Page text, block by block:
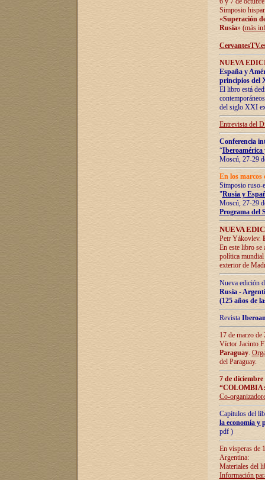
Simposio
«Superación
Rusia» (más
NUEVA
España y
principios del
El libro está
del siglo XXI
Entrevista del
Conferencia
“Iberoamérica
Moscú, 27-29
En los marcos
Simposio ruso-
"Rusia y
Moscú, 27-29
Programa del
NUEVA
Petr Yákovlev.
En este libro se
política mundial
exterior de
Nueva edición
Rusia -
(125 años de
Revista
17 de marzo
Víctor Jacinto
Paraguay.
del Paraguay.
7 de
Co-
Capítulos del
la economía y
pdf )
En vísperas de
Argentina:
Materiales del
Información